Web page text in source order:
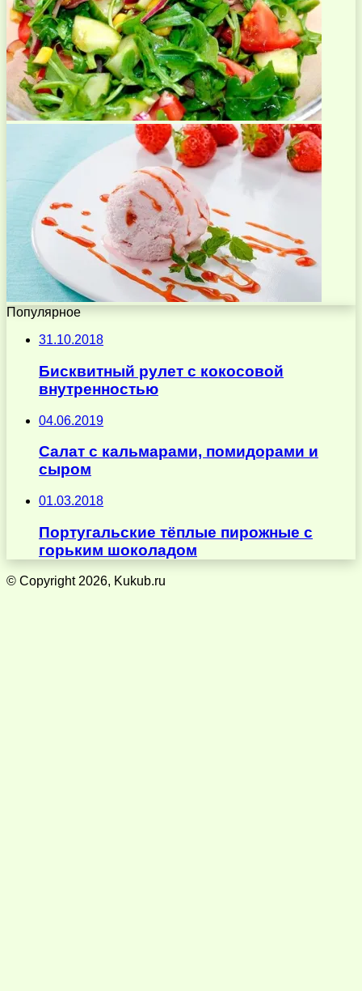
Популярное
31.10.2018
Бисквитный рулет с кокосовой
внутренностью
04.06.2019
Салат с кальмарами, помидорами и
сыром
01.03.2018
Португальские тёплые пирожные с
горьким шоколадом
© Copyright 2026, Kukub.ru